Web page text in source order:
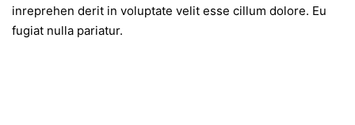
inreprehen derit in voluptate velit esse cillum dolore. Eu
fugiat nulla pariatur.